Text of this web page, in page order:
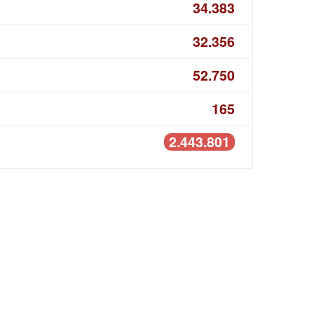
34.383
32.356
52.750
165
2.443.801